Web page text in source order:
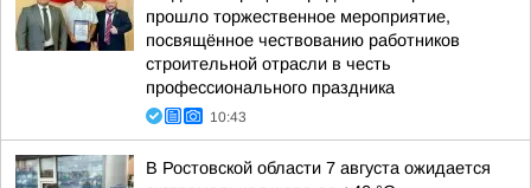
прошло торжественное мероприятие,
посвящённое чествованию работников
строительной отрасли в честь
профессионального праздника
10:43
В Ростовской области 7 августа ожидается